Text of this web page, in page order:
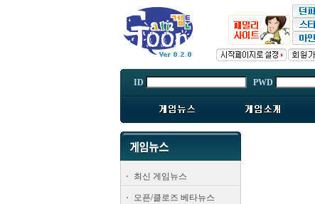
ID PWD
최신 게임뉴스
오픈/클로즈 베타뉴스